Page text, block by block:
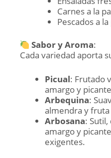
Carnes a la
Pescados a
Sabor y Aroma:
Cada variedad aporta
Picual: Frutado
amargo y
Arbequina:
almendra y
Arbosana:
amargo y
exigentes.